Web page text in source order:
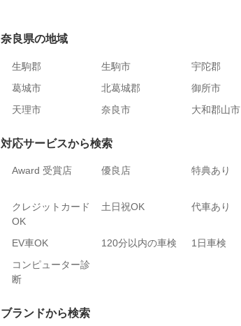
奈良県の地域
生駒郡 生駒市 宇陀郡
葛城市
北葛城郡 御所市
天理市
奈良市 大和郡山市
対応サービスから検索
Award 受賞店 優良店 特典あり
クレジットカード
OK
土日祝OK 代車あり
EV車OK
120分以内の車検 1日車検
コンピューター診
断
ブランドから検索